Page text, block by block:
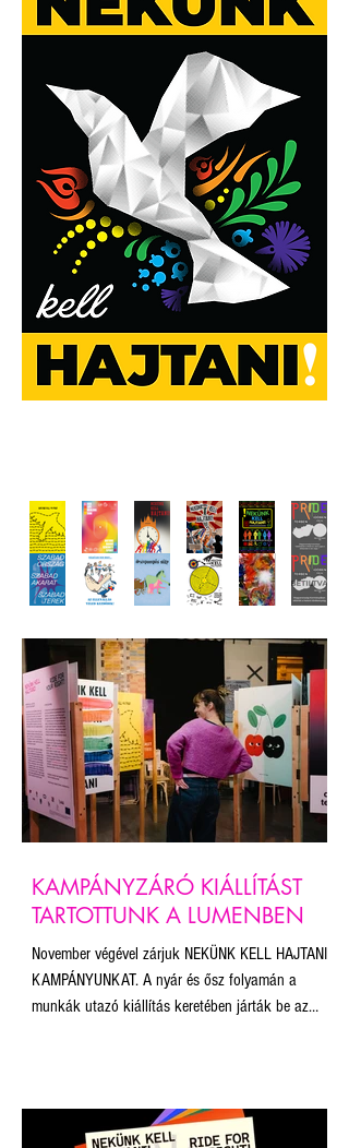
KAMPÁNYZÁRÓ KIÁLLÍTÁST
TARTOTTUNK A LUMENBEN
November végével zárjuk NEKÜNK KELL HAJTANI
KAMPÁNYUNKAT. A nyár és ősz folyamán a
munkák utazó kiállítás keretében járták be az
szabadság, egyenlőség és sokszínűség értékeit
képviselik, és erőteljes vizuális válaszokat adnak